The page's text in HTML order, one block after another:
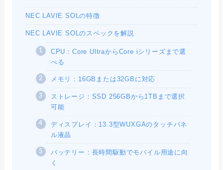
NEC LAVIE SOLの特徴
NEC LAVIE SOLのスペックを解説
CPU：Core UltraからCore iシリーズまで選
べる
メモリ：16GBまたは32GBに対応
ストレージ：SSD 256GBから1TBまで選択
可能
ディスプレイ：13.3型WUXGAのタッチパネ
ル液晶
バッテリー：長時間駆動でモバイル用途に向
く